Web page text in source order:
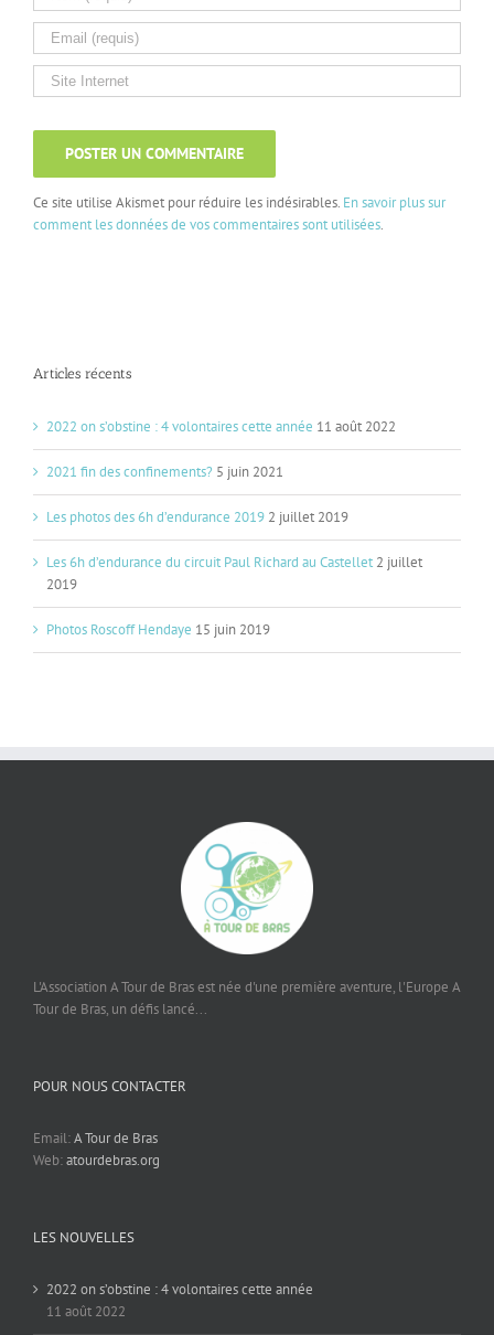
Ce site utilise Akismet pour réduire les indésirables. En savoir plus sur
comment les données de vos commentaires sont utilisées.
Articles récents
2022 on s’obstine : 4 volontaires cette année 11 août 2022
2021 fin des confinements? 5 juin 2021
Les photos des 6h d’endurance 2019 2 juillet 2019
Les 6h d’endurance du circuit Paul Richard au Castellet 2 juillet
2019
Photos Roscoff Hendaye 15 juin 2019
L'Association A Tour de Bras est née d'une première aventure, l'Europe A
Tour de Bras, un défis lancé...
POUR NOUS CONTACTER
Email:A Tour de Bras
Web:atourdebras.org
LES NOUVELLES
2022 on s’obstine : 4 volontaires cette année
11 août 2022